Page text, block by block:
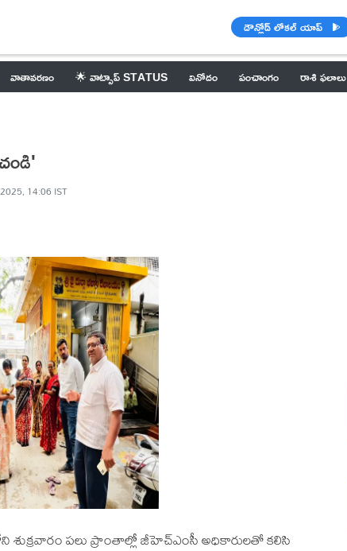
డౌన్లోడ్ లోకల్ యాప్
వాతావరణం 🌟 వాట్సాప్ STATUS వినోదం పంచాంగం రాశి ఫలాలు
14:06 IST
పలు ప్రాంతాల్లో జీహెచ్ఎంసీ అధికారులతో కలిసి